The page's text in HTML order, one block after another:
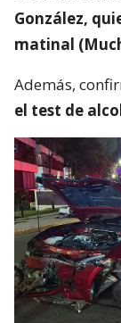
González,
matinal
Además,
el test de